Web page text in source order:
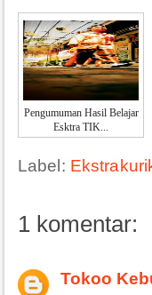
Pengumuman Hasil Belajar
Esktra TIK...
Label:
1 komentar:
Tokoo